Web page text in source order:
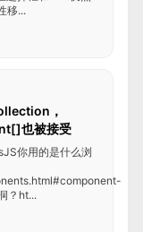
移...
，
也被接受
你用的是什么浏
？ht...